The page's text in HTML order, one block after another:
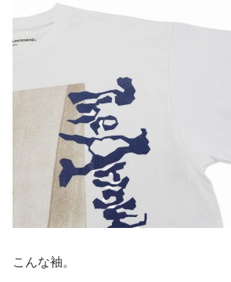
こんな袖。